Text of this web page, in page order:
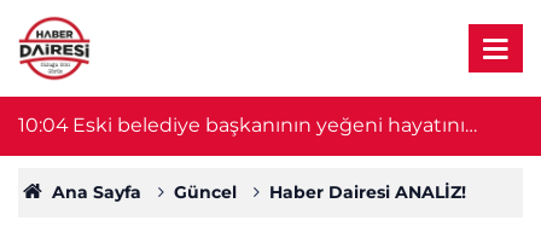
10:04 Eski belediye başkanının yeğeni hayatını
kaybetti
Ana Sayfa Güncel Haber Dairesi ANALİZ!